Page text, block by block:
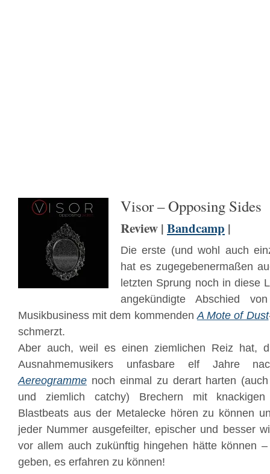
Visor – Opposing Sides
Review | Bandcamp |
Die erste (und wohl auch
hat es zugegebenermaßen
letzten Sprung noch in diese
angekündigte Abschied
Musikbusiness mit dem kommendenA Mote of Dust
schmerzt.
Aber auch, weil es einen ziemlichen Reiz hat,
Ausnahmemusikers unfasbare elf Jahre
Aereogramme noch einmal zu derart harten
und ziemlich catchy) Brechern mit
Blastbeats aus der Metalecke hören zu können
jeder Nummer ausgefeilter, epischer und besser
vor allem auch zukünftig hingehen hätte können
geben, es erfahren zu können!